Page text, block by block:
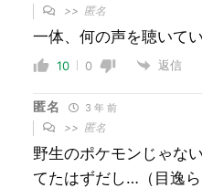
>> 匿名
一体、何の声を聴いて
10 0 返信
匿名 3 年 前
>> 匿名
野生のポケモンじゃな
てたはずだし…（目逸ら